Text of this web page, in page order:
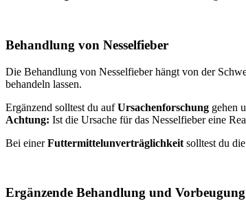
Behandlung von Nesselfieber
Die Behandlung von Nesselfieber hängt von der
behandeln lassen.
Ergänzend solltest du aufUrsachenforschung gehen
Achtung: Ist die Ursache für das Nesselfieber eine
Bei einerFuttermittelunverträglichkeit solltest du
Ergänzende Behandlung und Vorbeugung